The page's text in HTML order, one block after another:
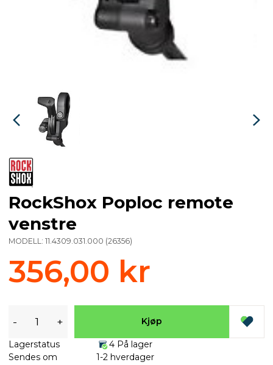
RockShox Poploc remote
venstre
MODELL: 11.4309.031.000 (26356)
356,00 kr
- + Kjøp
Lagerstatus
4 På lager
Sendes om
1-2 hverdager